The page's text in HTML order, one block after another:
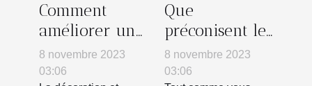
Comment
améliorer une
petite
chambre ?
8 novembre 2023
03:06
Que
préconisent les
lois Chatel et
Harmon en
8 novembre 2023
03:06